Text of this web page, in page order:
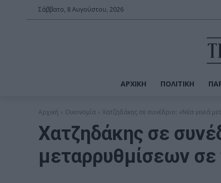
Σάββατο, 8 Αυγούστου, 2026
ΑΡΧΙΚΉ ΠΟΛΙΤΙΚΉ
Αρχική Οικονομία Χατζηδάκης σε συνέδριο: «Νέα γενιά
Χατζηδάκης σε
μεταρρυθμίσεων σε